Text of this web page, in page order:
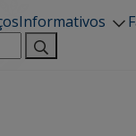
Informativos